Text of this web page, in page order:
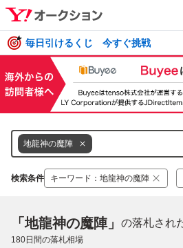
毎日引けるくじ 今すぐ挑戦
地龍神の魔陣
検索条件 キーワード ： 地龍神の魔陣
「地龍神の魔陣」 の落札され
180日間の落札相場